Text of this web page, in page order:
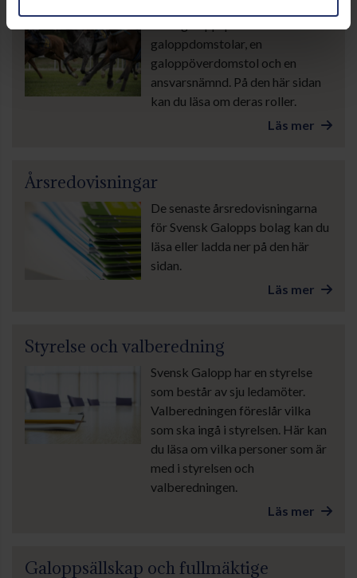
galoppdomstolar, en
galoppöverdomstol och en
ansvarsnämnd. På den här sidan
kan du läsa om deras roller.
Läs mer
Årsredovisningar
De senaste årsredovisningarna
för Svensk Galopps bolag kan du
läsa eller ladda ner på den här
sidan.
Läs mer
Styrelse och valberedning
Svensk Galopp har en styrelse
som består av sju ledamöter.
Valberedningen föreslår vilka
som ska ingå i styrelsen. Här kan
du läsa om vilka personer som är
med i styrelsen och
valberedningen.
Läs mer
Galoppsällskap och fullmäktige